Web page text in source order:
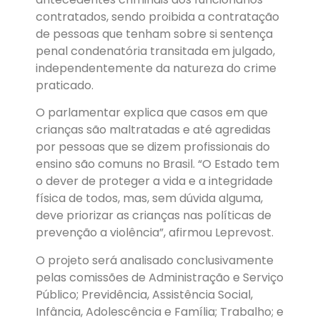
contratados, sendo proibida a contratação
de pessoas que tenham sobre si sentença
penal condenatória transitada em julgado,
independentemente da natureza do crime
praticado.
O parlamentar explica que casos em que
crianças são maltratadas e até agredidas
por pessoas que se dizem profissionais do
ensino são comuns no Brasil. “O Estado tem
o dever de proteger a vida e a integridade
física de todos, mas, sem dúvida alguma,
deve priorizar as crianças nas políticas de
prevenção a violência”, afirmou Leprevost.
O projeto será analisado conclusivamente
pelas comissões de Administração e Serviço
Público; Previdência, Assistência Social,
Infância, Adolescência e Família; Trabalho; e